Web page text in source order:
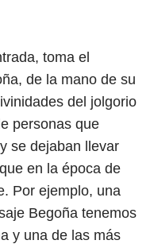
toma el
de la mano de su
del jolgorio
personas que
se dejaban llevar
en la época de
Por ejemplo, una
Begoña tenemos
y una de las más